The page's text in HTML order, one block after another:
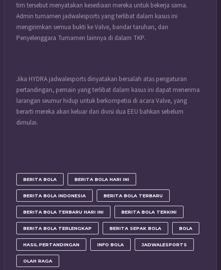
tim tersebut menyatakan kesediaan mereka untuk bekerja sama.
Admin turnamen jadwalesports yang terlibat dalam kasus ini
mengirimkan semua bukti ke Valve, bandar taruhan, dan
Penyelenggara Turnamen lainnya di dalam TKP.
Jika HYDRA jadwalesports dinyatakan bersalah atas pengaturan
pertandingan, pemain yang terlibat dalam kasus ini dapat menerima
larangan seumur hidup untuk berkompetisi di acara Valve, yang
berarti mereka akan keluar dari divisi dua EEU bahkan sebelum
dimulai.
BERITA BOLA BERITA BOLA HARI INI
BERITA BOLA INDONESIA BERITA BOLA TERBARU
BERITA BOLA TERBARU HARI INI BERITA BOLA TERKINI
BERITA BOLA TERLENGKAP BERITA SEPAK BOLA BOLA
HASIL PERTANDINGAN INFO BOLA JADWALESPORTS
OLAH RAGA